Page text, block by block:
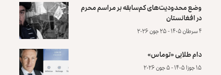
وضع محدودیت‌های کم‌سابقه بر مراسم محرم
در افغانستان
۴ سرطان ۱۴۰۵ - ۲۵ جون ۲۰۲۶
دام طلایی «توماس»
۱۵ جوزا ۱۴۰۵ - ۵ جون ۲۰۲۶